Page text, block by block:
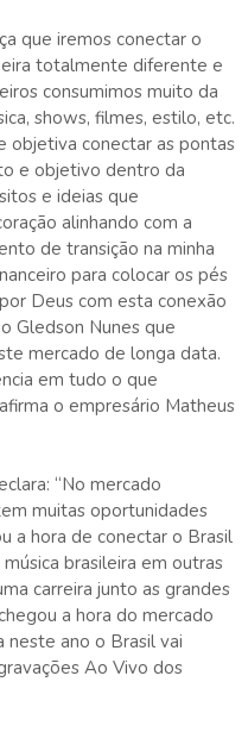
que iremos conectar o
totalmente diferente e
consumimos muito da
shows, filmes, estilo, etc.
objetiva conectar as pontas
e objetivo dentro da
e ideias que
alinhando com a
de transição na minha
para colocar os pés
Deus com esta conexão
Gledson Nunes que
mercado de longa data.
em tudo o que
o empresário Matheus
“No mercado
muitas oportunidades
a hora de conectar o Brasil
brasileira em outras
carreira junto as grandes
a hora do mercado
neste ano o Brasil vai
Ao Vivo dos